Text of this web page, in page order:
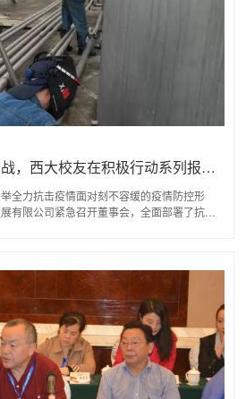
为打赢疫情防控阻击战，西大校友在积极行动系列报道之一
全力抗击疫情面对刻不容缓的疫情防控形
有限公司紧急召开董事会，全面部署了抗击